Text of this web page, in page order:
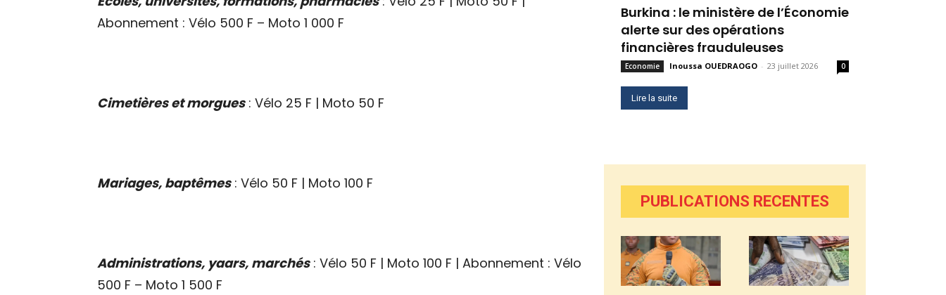
Abonnement : Vélo 500 F – Moto 1 000 F
Cimetières et morgues: Vélo 25 F | Moto 50 F
Mariages, baptêmes: Vélo 50 F | Moto 100 F
Administrations, yaars, marchés: Vélo 50 F | Moto 100 F | Abonnement : Vélo
500 F – Moto 1 500 F
Burkina : le ministère de l’Économie
alerte sur des opérations
financières frauduleuses
Economie Inoussa OUEDRAOGO - 23 juillet 2026 0
Lire la suite
PUBLICATIONS RECENTES